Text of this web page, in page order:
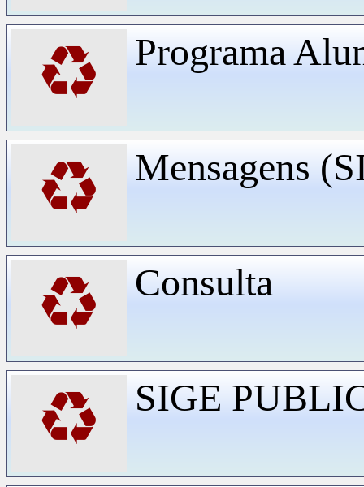
♻ Programa
♻ Mensagens
♻ Consulta
♻ SIGE